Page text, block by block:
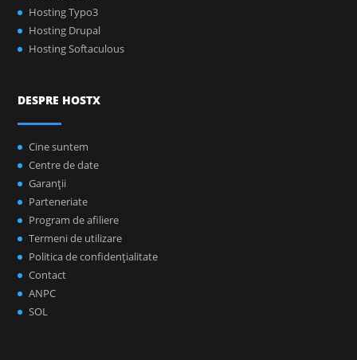
Hosting Typo3
Hosting Drupal
Hosting Softaculous
DESPRE HOSTX
Cine suntem
Centre de date
Garanţii
Parteneriate
Program de afiliere
Termeni de utilizare
Politica de confidenţialitate
Contact
ANPC
SOL